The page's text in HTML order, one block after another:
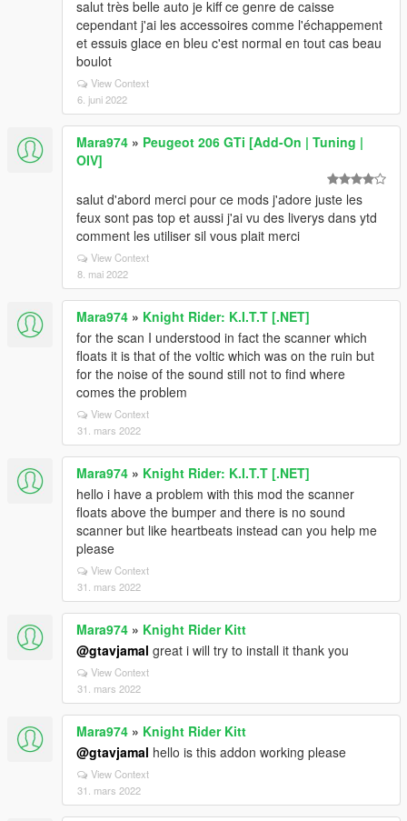
salut très belle auto je kiff ce genre de caisse
cependant j'ai les accessoires comme l'échappement
et essuis glace en bleu c'est normal en tout cas beau
boulot
View Context
6. juni 2022
Mara974 » Peugeot 206 GTi [Add-On | Tuning |
OIV]
salut d'abord merci pour ce mods j'adore juste les
feux sont pas top et aussi j'ai vu des liverys dans ytd
comment les utiliser sil vous plait merci
View Context
8. mai 2022
Mara974 » Knight Rider: K.I.T.T [.NET]
for the scan I understood in fact the scanner which
floats it is that of the voltic which was on the ruin but
for the noise of the sound still not to find where
comes the problem
View Context
31. mars 2022
Mara974 » Knight Rider: K.I.T.T [.NET]
hello i have a problem with this mod the scanner
floats above the bumper and there is no sound
scanner but like heartbeats instead can you help me
please
View Context
31. mars 2022
Mara974 » Knight Rider Kitt
@gtavjamal great i will try to install it thank you
View Context
31. mars 2022
Mara974 » Knight Rider Kitt
@gtavjamal hello is this addon working please
View Context
31. mars 2022